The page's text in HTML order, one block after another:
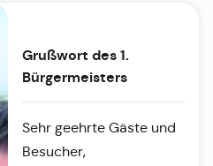
Grußwort des 1.
Bürgermeisters
Sehr geehrte Gäste und
Besucher,